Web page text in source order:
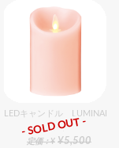
LEDキャンドル
ギフト
定価：¥ ¥5,500
- SOLD OUT -